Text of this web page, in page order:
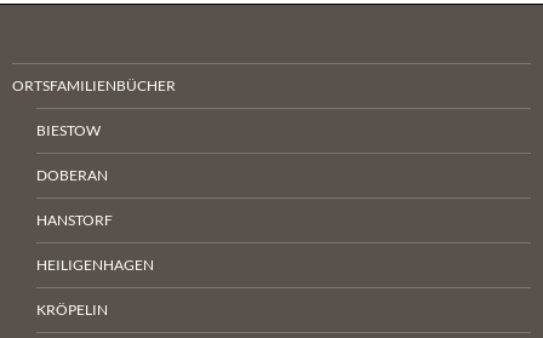
ORTSFAMILIENBÜCHER
BIESTOW
DOBERAN
HANSTORF
HEILIGENHAGEN
KRÖPELIN